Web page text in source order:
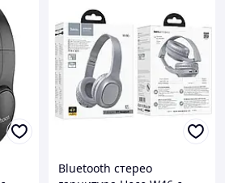
Bluetooth стерео